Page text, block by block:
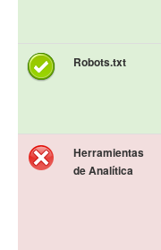
Robots.txt
Herramientas
de Analítica